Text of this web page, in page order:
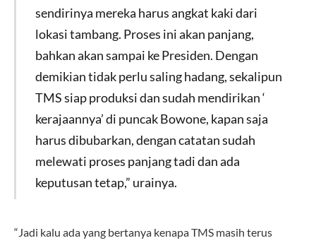
sendirinya mereka harus angkat kaki dari
lokasi tambang. Proses ini akan panjang,
bahkan akan sampai ke Presiden. Dengan
demikian tidak perlu saling hadang, sekalipun
TMS siap produksi dan sudah mendirikan ‘
kerajaannya’ di puncak Bowone, kapan saja
harus dibubarkan, dengan catatan sudah
melewati proses panjang tadi dan ada
keputusan tetap,” urainya.
“Jadi kalu ada yang bertanya kenapa TMS masih terus